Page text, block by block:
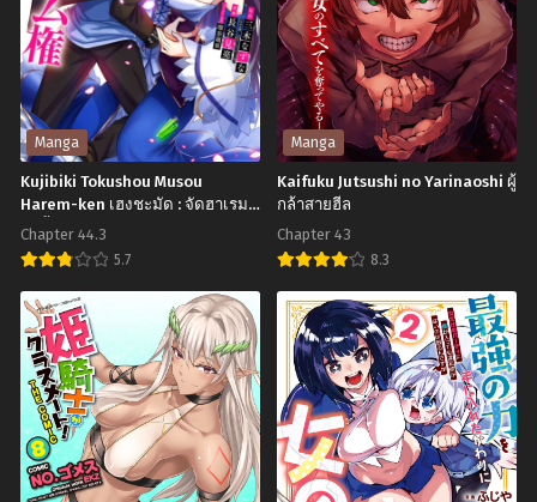
กรกฎาคม 4, 2023 กรกฎาคม 4, 2023
Chapter 75
กรกฎาคม 4, 2023
Chapter 74
กรกฎาคม 4, 2023
Chapter 73
กรกฎาคม 4, 2023
Chapter 72
กรกฎาคม 4, 2023
Chapter 71
กรกฎาคม 4, 2023
Chapter 70
กรกฎาคม 4, 2023
กรกฎาคม 4, 2023 กรกฎาคม 4, 2023
Chapter 67
กรกฎาคม 4, 2023
Chapter 66
กรกฎาคม 4, 2023
Chapter 65
กรกฎาคม 4, 2023
Chapter 64
กรกฎาคม 4, 2023
Manga
Kujibiki Tokushou Musou
Harem-ken เฮงชะมัด : จัดฮาเรม
ไม่อั้น
Chapter 44.3
5.7
Kujibiki
Tokushou
Musou
Harem-
ken
เฮง
ชะมัด
Manga
Kaifuku Jutsushi no Yarinaoshi ผู้
กล้าสายฮีล
Chapter 43
8.3
Kaifuku
Jutsushi
no
Yarinaoshi
ผู้
กล้า
สาย